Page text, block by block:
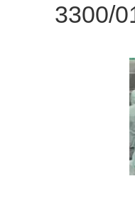
3300/